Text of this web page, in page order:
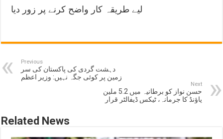
لیے طریقہ کار واضح کرنے پر زور دیا
Previous
دہشت گردی کی پاکستان کی سر
زمین پر کوئی جگہ نہیں: وزیر اعظم
Next
حسن نواز کو برطانیہ میں 5.2 ملین
پاؤنڈ کا جرمانہ، ٹیکس ڈیفالٹر قرار
Related News